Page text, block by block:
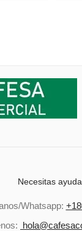
Necesitas
Whatsapp: